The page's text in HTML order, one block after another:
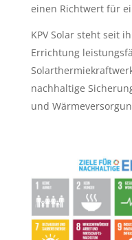
einen Richtwert für
KPV Solar steht seit
Errichtung
nachhaltige
und